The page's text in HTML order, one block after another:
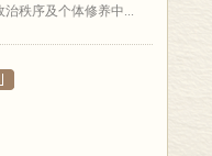
秩序及个体修养中...